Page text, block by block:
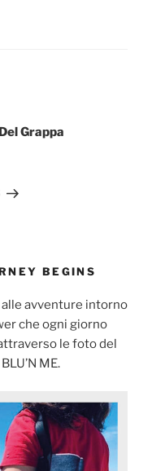
Grappa
BEGINS
alle avventure intorno
che ogni giorno
le foto del
ME.